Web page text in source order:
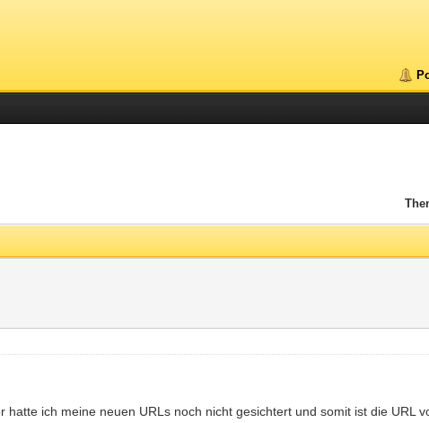
ich meine neuen URLs noch nicht gesichtert und somit ist die URL